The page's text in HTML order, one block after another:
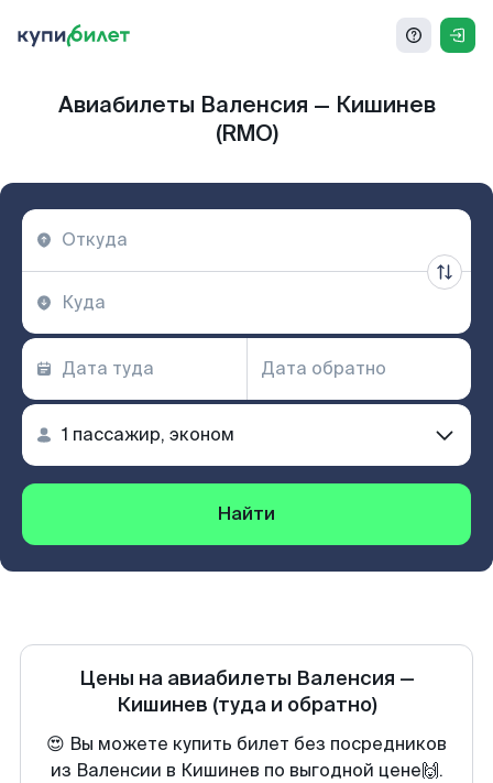
Авиабилеты Валенсия — Кишинев
(RMO)
Найти
Цены на авиабилеты Валенсия —
Кишинев (туда и обратно)
😍 Вы можете купить билет без посредников
из Валенсии в Кишинев по выгодной цене🙌.